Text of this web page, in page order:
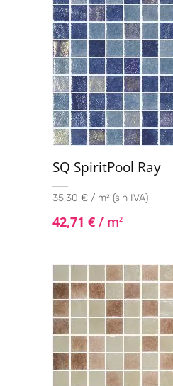
SQ SpiritPool Ray
35,30 € / m² (sin IVA)
42,71 € / m2